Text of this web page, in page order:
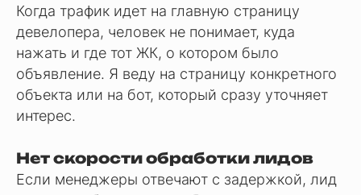
Когда трафик идет на главную страницу
девелопера, человек не понимает, куда
нажать и где тот ЖК, о котором было
объявление. Я веду на страницу конкретного
объекта или на бот, который сразу уточняет
интерес.
Нет скорости обработки лидов
Если менеджеры отвечают с задержкой, лид